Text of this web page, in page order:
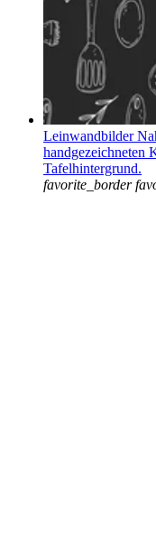
Leinwandbilder
handgezeichneten
Tafelhintergrund.
favorite_border